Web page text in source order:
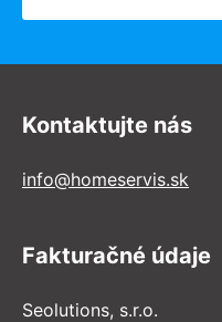
Kontaktujte nás
info@homeservis.sk
Fakturačné údaje
Seolutions, s.r.o.